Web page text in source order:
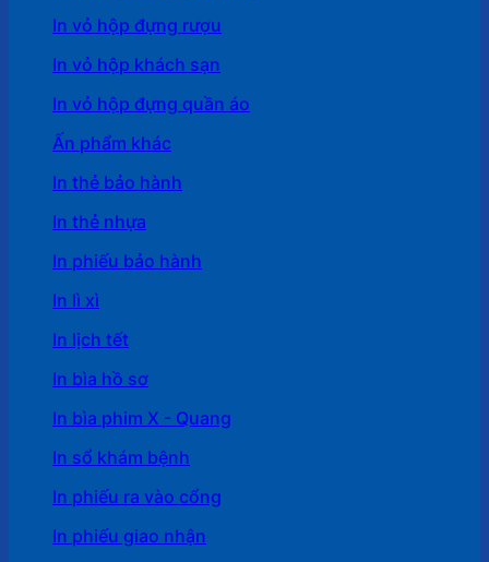
In vỏ hộp đựng rượu
In vỏ hộp khách sạn
In vỏ hộp đựng quần áo
Ấn phẩm khác
In thẻ bảo hành
In thẻ nhựa
In phiếu bảo hành
In lì xì
In lịch tết
In bìa hồ sơ
In bìa phim X - Quang
In sổ khám bệnh
In phiếu ra vào cổng
In phiếu giao nhận